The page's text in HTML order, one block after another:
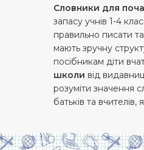
Словники для
запасу учнів 1-4
правильно писати
мають зручну
посібникам діти
школи від
розуміти значення
батьків та